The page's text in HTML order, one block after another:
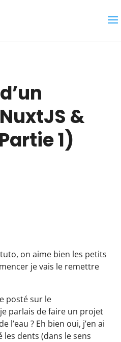
&
1)
on aime bien les petits
je vais le remettre
posté sur le
parlais de faire un projet
? Eh bien oui, j’en ai
les dents (dans le sens